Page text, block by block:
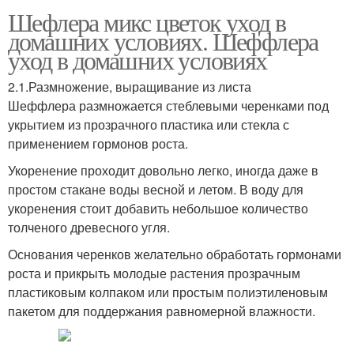
Шефлера микс цветок уход в
домашних условиях. Шеффлера
уход в домашних условиях
2.1.Размножение, выращивание из листа
Шеффлера размножается стеблевыми черенками под
укрытием из прозрачного пластика или стекла с
применением гормонов роста.
Укоренение проходит довольно легко, иногда даже в
простом стакане воды весной и летом. В воду для
укоренения стоит добавить небольшое количество
толченого древесного угля.
Основания черенков желательно обработать гормонами
роста и прикрыть молодые растения прозрачным
пластиковым колпаком или простым полиэтиленовым
пакетом для поддержания равномерной влажности.